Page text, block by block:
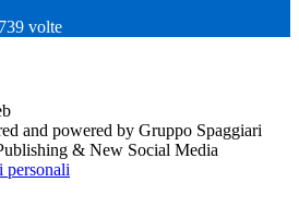
739 volte
and powered by Gruppo Spaggiari
& New Social Media
personali